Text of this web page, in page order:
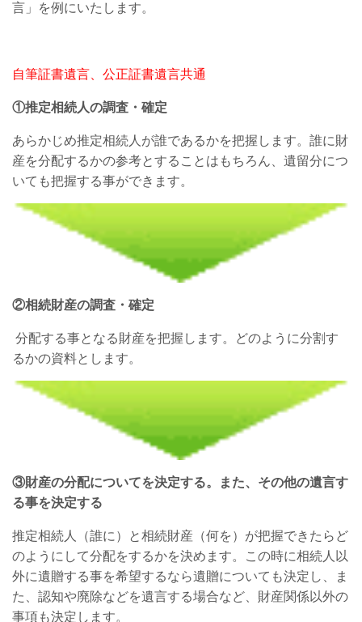
言」を例にいたします。
自筆証書遺言、公正証書遺言共通
①推定相続人の調査・確定
あらかじめ推定相続人が誰であるかを把握します。誰に財
産を分配するかの参考とすることはもちろん、遺留分につ
いても把握する事ができます。
②相続財産の調査・確定
分配する事となる財産を把握します。どのように分割す
るかの資料とします。
③財産の分配についてを決定する。また、 その他の遺言す
る事を決定する
推定相続人（誰に）と相続財産（何を）が把握できたらど
のようにして分配をするかを決めます。この時に相続人以
外に遺贈する事を希望するなら遺贈についても決定し、ま
た、認知や廃除などを遺言する場合など、財産関係以外の
事項も決定します。